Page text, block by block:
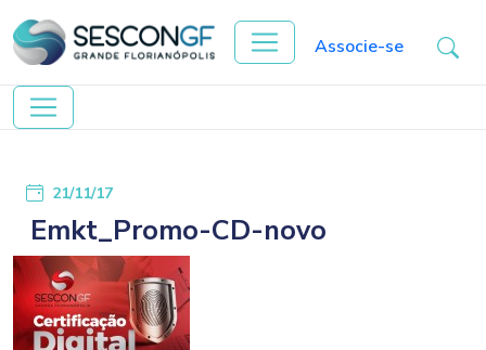
Associe-se
21/11/17
Emkt_Promo-CD-novo